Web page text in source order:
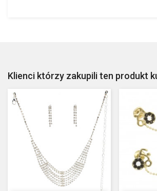
Klienci którzy zakupili ten produkt